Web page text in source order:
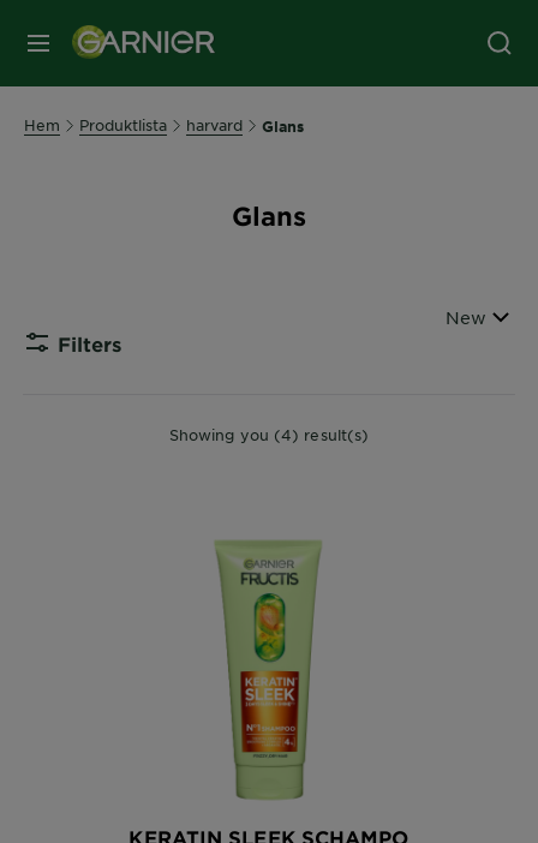
MENY
Hem Produktlista harvard Glans
Glans
Filters
Sort By
New
Showing you (4) result(s)
KERATIN SLEEK SCHAMPO